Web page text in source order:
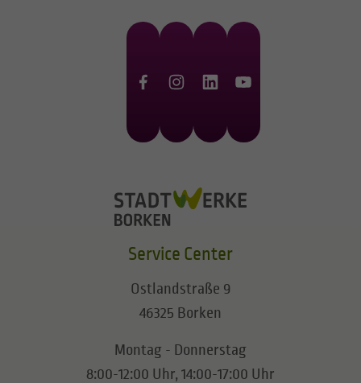
Service Center
Ostlandstraße 9
46325 Borken
Montag - Donnerstag
8:00-12:00 Uhr, 14:00-17:00 Uhr